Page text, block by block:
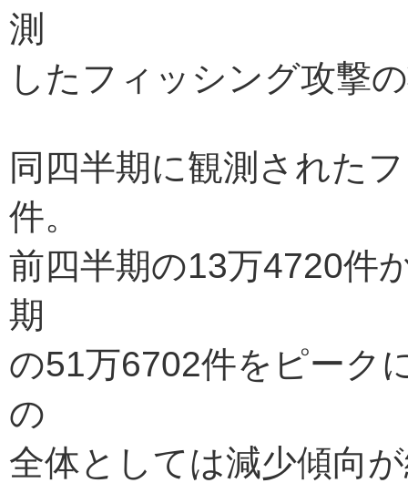
測
したフィッシング攻撃
同四半期に観測された
件。
前四半期の13万4720件
期
の51万6702件をピーク
の
全体としては減少傾向